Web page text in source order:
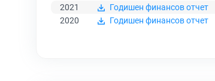
2021
Годишен финансов отчет
2020
Годишен финансов отчет